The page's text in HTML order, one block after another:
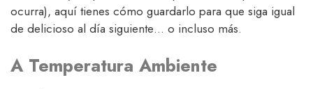
ocurra), aquí tienes cómo guardarlo para que siga igual
de delicioso al día siguiente… o incluso más.
A Temperatura Ambiente